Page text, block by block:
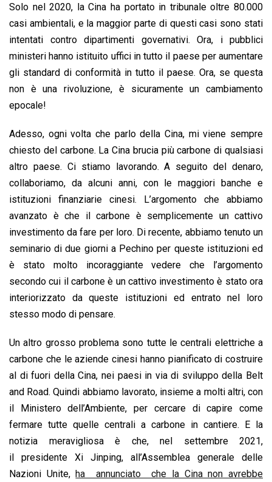
Solo nel 2020, la Cina ha portato in tribunale oltre 80.000
casi ambientali, e la maggior parte di questi casi sono stati
intentati contro dipartimenti governativi. Ora, i pubblici
ministeri hanno istituito uffici in tutto il paese per aumentare
gli standard di conformità in tutto il paese. Ora, se questa
non è una rivoluzione, è sicuramente un cambiamento
epocale!
Adesso, ogni volta che parlo della Cina, mi viene sempre
chiesto del carbone. La Cina brucia più carbone di qualsiasi
altro paese. Ci stiamo lavorando. A seguito del denaro,
collaboriamo, da alcuni anni, con le maggiori banche e
istituzioni finanziarie cinesi. L’argomento che abbiamo
avanzato è che il carbone è semplicemente un cattivo
investimento da fare per loro. Di recente, abbiamo tenuto un
seminario di due giorni a Pechino per queste istituzioni ed
è stato molto incoraggiante vedere che l’argomento
secondo cui il carbone è un cattivo investimento è stato ora
interiorizzato da queste istituzioni ed entrato nel loro
stesso modo di pensare.
Un altro grosso problema sono tutte le centrali elettriche a
carbone che le aziende cinesi hanno pianificato di costruire
al di fuori della Cina, nei paesi in via di sviluppo della Belt
and Road. Quindi abbiamo lavorato, insieme a molti altri, con
il Ministero dell’Ambiente, per cercare di capire come
fermare tutte quelle centrali a carbone in cantiere. E la
notizia meravigliosa è che, nel settembre 2021,
il presidente Xi Jinping, all’Assemblea generale delle
Nazioni Unite,ha annunciato che la Cina non avrebbe